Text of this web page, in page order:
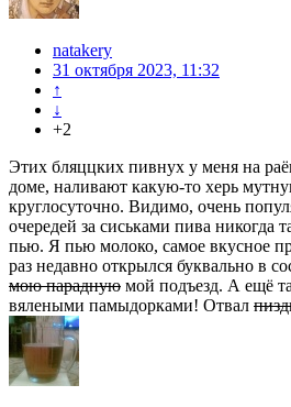
natakery
31 октября 2023, 11:32
↑
↓
+2
Этих бляццких пивнух у меня на
доме, наливают какую-то херь
круглосуточно. Видимо, очень
очередей за сиськами пива никогда
пью. Я пью молоко, самое вкусное
раз недавно открылся буквально в
мою парадную мой подъезд. А ещё
вялеными памыдорками! Отвал